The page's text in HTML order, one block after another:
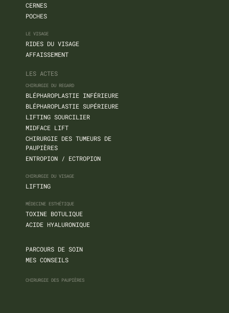
CERNES
POCHES
LE VISAGE
RIDES DU VISAGE
AFFAISSEMENT
LES ACTES
CHIRURGIE DU REGARD
BLÉPHAROPLASTIE INFÉRIEURE
BLÉPHAROPLASTIE SUPÉRIEURE
LIFTING SOURCILIER
MIDFACE LIFT
CHIRURGIE DES TUMEURS DE
PAUPIÈRES
ENTROPION / ECTROPION
CHIRURGIE DU VISAGE
LIFTING
MÉDECINE ESTHÉTIQUE
TOXINE BOTULIQUE
ACIDE HYALURONIQUE
PARCOURS DE SOIN
MES CONSEILS
CHIRURGIE DES PAUPIÈRES